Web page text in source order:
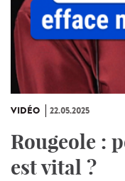
VIDÉO 22.05.2025
Rougeole :
est vital ?